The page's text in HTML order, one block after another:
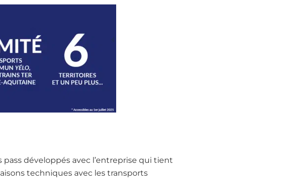
développés avec l’entreprise qui tient
techniques avec les transports